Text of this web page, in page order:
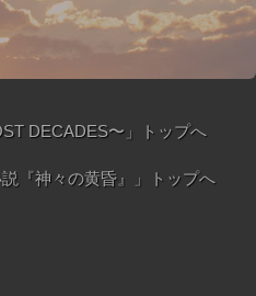
DECADES〜」トップへ
『神々の黄昏』」トップへ